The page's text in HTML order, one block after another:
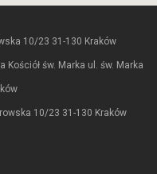
10/23 31-130 Kraków
Kościół św. Marka ul. św. Marka
10/23 31-130 Kraków